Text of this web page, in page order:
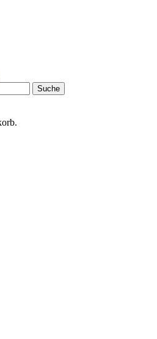
Suche